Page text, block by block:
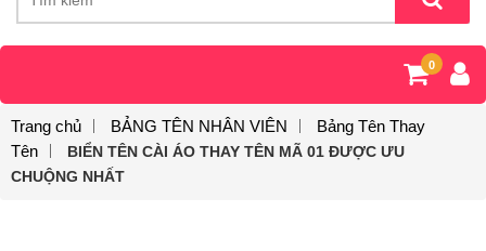
0
Trang chủ BẢNG TÊN NHÂN VIÊN
Bảng Tên Thay
Tên
BIỂN TÊN CÀI ÁO THAY TÊN MÃ 01 ĐƯỢC ƯU
CHUỘNG NHẤT